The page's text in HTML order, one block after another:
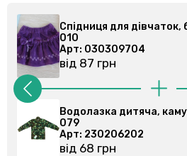
Спідниця для дівчаток,
010
Арт: 030309704
від 87 грн
Водолазка дитяча,
079
Арт: 230206202
від 68 грн